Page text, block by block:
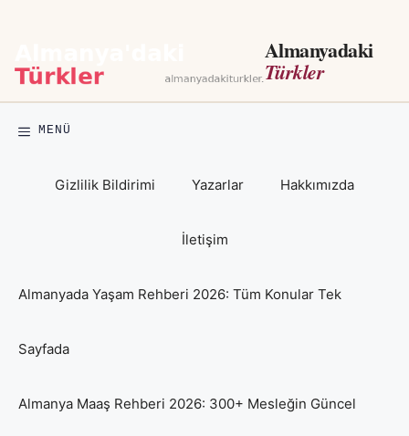
Almanyadaki
Türkler
MENÜ
Gizlilik Bildirimi Yazarlar Hakkımızda
İletişim
Almanyada Yaşam Rehberi 2026: Tüm Konular Tek
Sayfada
Almanya Maaş Rehberi 2026: 300+ Mesleğin Güncel